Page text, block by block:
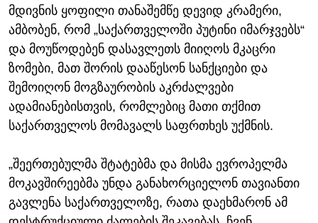
მდივნის ყოფილი თანაშემწე დევიდ კრამერი,
ამბობენ, რომ „საქართველოში პუტინი იმარჯვებს“
და მოუწოდებენ დასავლეთს მიიღოს მკაცრი
ზომები, მათ შორის დააწესონ სანქციები და
შემოიღონ მოგზაურობის აკრძალვები
ადამიანებისთვის, რომლებიც მათი თქმით
საქართველოს მომავალს საფრთხეს უქმნის.
„შეერთებულმა შტატებმა და მისმა ევროპელმა
მოკავშირეებმა უნდა განახორციელონ თავიანთი
გავლენა საქართველოზე, რათა დაეხმარონ ამ